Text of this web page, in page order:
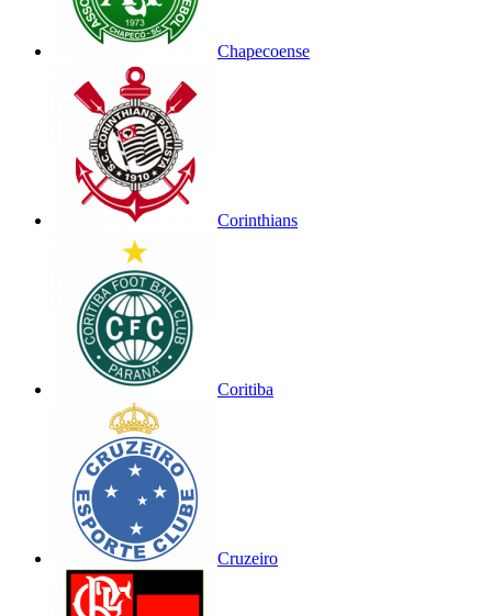
Chapecoense
Corinthians
Coritiba
Cruzeiro